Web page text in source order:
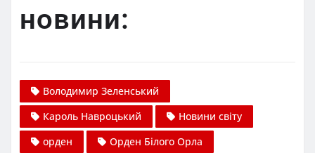
новини:
Володимир Зеленський
Кароль Навроцький
Новини світу
орден
Орден Білого Орла